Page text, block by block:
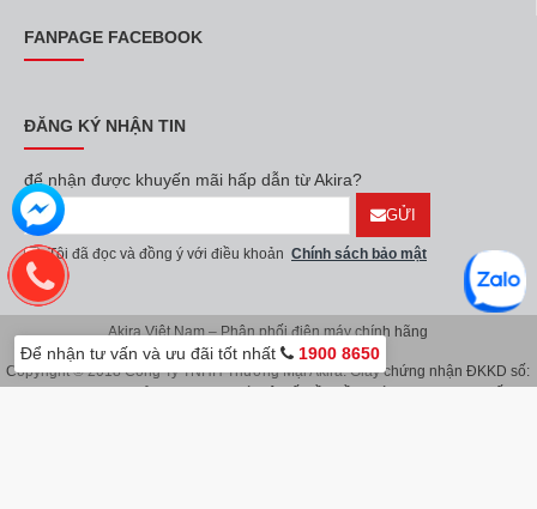
FANPAGE FACEBOOK
ĐĂNG KÝ NHẬN TIN
để nhận được khuyến mãi hấp dẫn từ Akira?
GỬI
Tôi đã đọc và đồng ý với điều khoản Chính sách bảo mật
Akira Việt Nam – Phân phối điện máy chính hãng
Copyright © 2018 Công Ty TNHH Thương Mại Akira. Giấy chứng nhận ĐKKD số:
Để nhận tư vấn và ưu đãi tốt nhất 1900 8650